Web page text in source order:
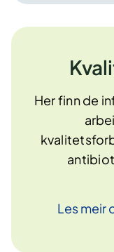
Her finn de
Les meir